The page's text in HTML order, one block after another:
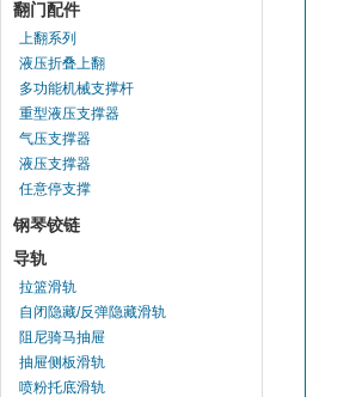
翻门配件
上翻系列
液压折叠上翻
多功能机械支撑杆
重型液压支撑器
气压支撑器
液压支撑器
任意停支撑
钢琴铰链
导轨
拉篮滑轨
自闭隐藏/反弹隐藏滑轨
阻尼骑马抽屉
抽屉侧板滑轨
喷粉托底滑轨